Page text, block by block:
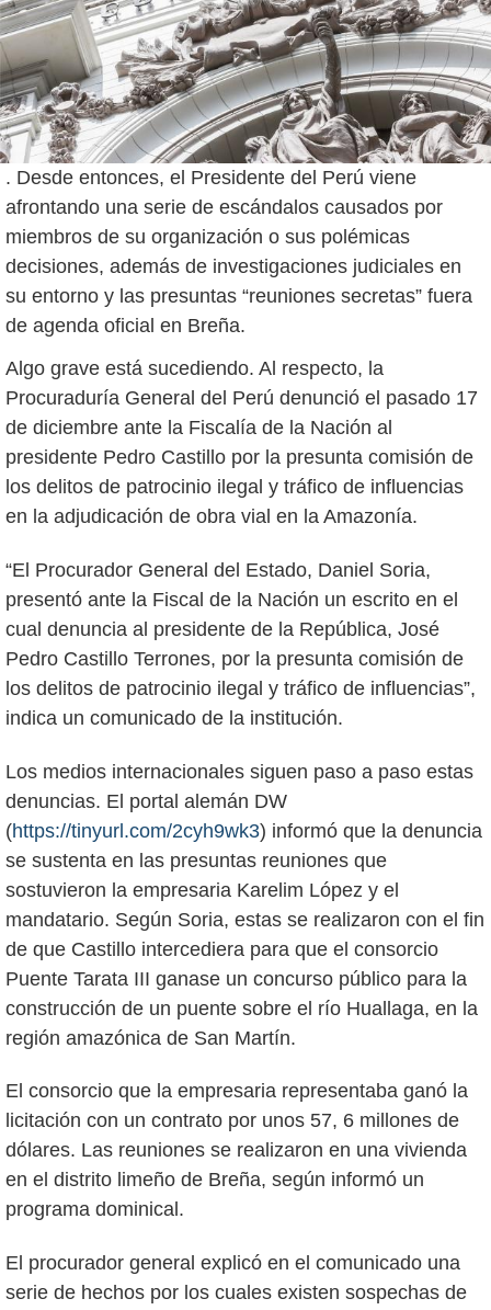
. Desde entonces, el Presidente del Perú viene
afrontando una serie de escándalos causados por
miembros de su organización o sus polémicas
decisiones, además de investigaciones judiciales en
su entorno y las presuntas “reuniones secretas” fuera
de agenda oficial en Breña.
Algo grave está sucediendo. Al respecto, la
Procuraduría General del Perú denunció el pasado 17
de diciembre ante la Fiscalía de la Nación al
presidente Pedro Castillo por la presunta comisión de
los delitos de patrocinio ilegal y tráfico de influencias
en la adjudicación de obra vial en la Amazonía.
“El Procurador General del Estado, Daniel Soria,
presentó ante la Fiscal de la Nación un escrito en el
cual denuncia al presidente de la República, José
Pedro Castillo Terrones, por la presunta comisión de
los delitos de patrocinio ilegal y tráfico de influencias”,
indica un comunicado de la institución.
Los medios internacionales siguen paso a paso estas
denuncias. El portal alemán DW
(https://tinyurl.com/2cyh9wk3) informó que la denuncia
se sustenta en las presuntas reuniones que
sostuvieron la empresaria Karelim López y el
mandatario. Según Soria, estas se realizaron con el fin
de que Castillo intercediera para que el consorcio
Puente Tarata III ganase un concurso público para la
construcción de un puente sobre el río Huallaga, en la
región amazónica de San Martín.
El consorcio que la empresaria representaba ganó la
licitación con un contrato por unos 57, 6 millones de
dólares. Las reuniones se realizaron en una vivienda
en el distrito limeño de Breña, según informó un
programa dominical.
El procurador general explicó en el comunicado una
serie de hechos por los cuales existen sospechas de